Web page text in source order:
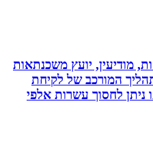
יועץ משכנתאות
המורכב של לקיחת
לחסוך עשרות אלפי